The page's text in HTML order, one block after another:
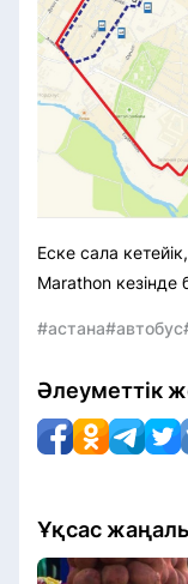
Еске сала
Marathon кезінде
#астана#автобус
Әлеуметтік
Ұқсас